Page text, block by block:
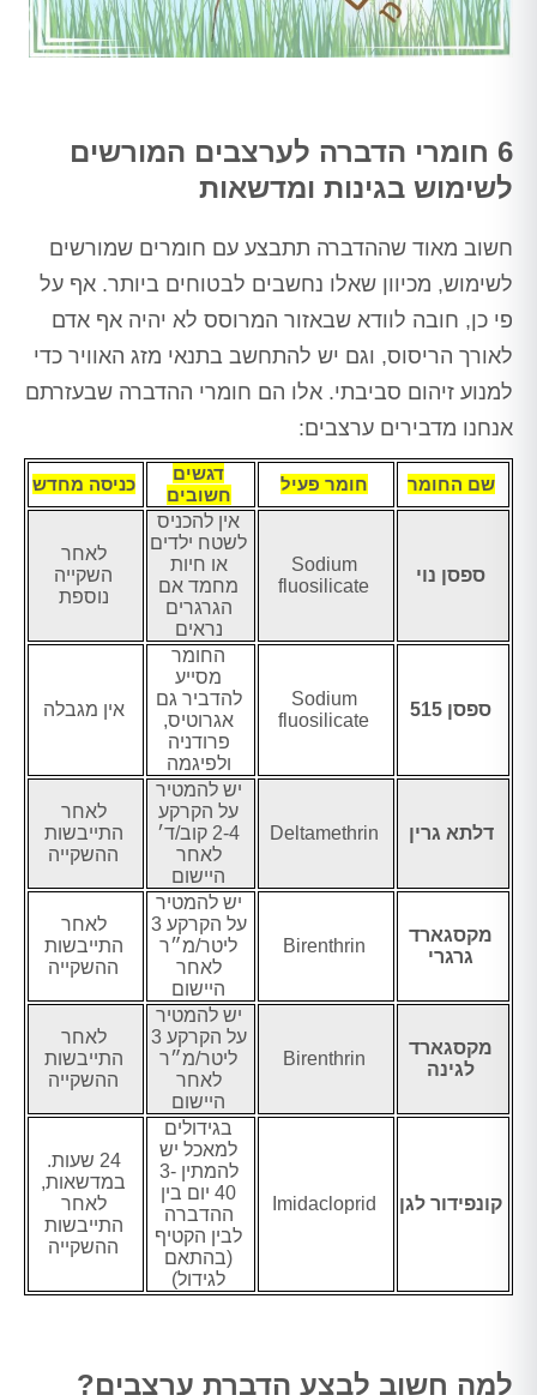
6 חומרי הדברה לערצבים המורשים
לשימוש בגינות ומדשאות
חשוב מאוד שההדברה תתבצע עם חומרים שמורשים
לשימוש, מכיוון שאלו נחשבים לבטוחים ביותר. אף על
פי כן, חובה לוודא שבאזור המרוסס לא יהיה אף אדם
לאורך הריסוס, וגם יש להתחשב בתנאי מזג האוויר כדי
למנוע זיהום סביבתי. אלו הם חומרי ההדברה שבעזרתם
אנחנו מדבירים ערצבים:
שם החומר חומר פעיל
דגשים
חשובים
כניסה מחדש
ספסן נוי
Sodium
fluosilicate
אין להכניס
לשטח ילדים
או חיות
מחמד אם
הגרגרים
נראים
לאחר
השקייה
נוספת
ספסן 515
Sodium
fluosilicate
החומר
מסייע
להדביר גם
אגרוטיס,
פרודניה
ולפיגמה
אין מגבלה
דלתא גרין Deltamethrin
יש להמטיר
על הקרקע
2-4 קוב/ד׳
לאחר
היישום
לאחר
התייבשות
ההשקייה
מקסגארד
גרגרי
Birenthrin
יש להמטיר
על הקרקע 3
ליטר/מ״ר
לאחר
היישום
לאחר
התייבשות
ההשקייה
מקסגארד
לגינה
Birenthrin
יש להמטיר
על הקרקע 3
ליטר/מ״ר
לאחר
היישום
לאחר
התייבשות
ההשקייה
קונפידור לגן Imidacloprid
בגידולים
למאכל יש
להמתין 3-
40 יום בין
ההדברה
לבין הקטיף
(בהתאם
לגידול)
24 שעות.
במדשאות,
לאחר
התייבשות
ההשקייה
למה חשוב לבצע הדברת ערצבים?